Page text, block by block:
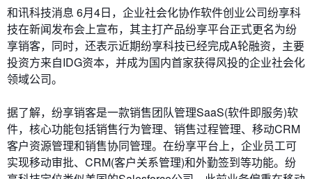
和讯科技消息 6月4日，企业社会化协作软件创业公司纷享科
技在新闻发布会上宣布，其主打产品纷享平台正式更名为纷
享销客，同时，还表示近期纷享科技已经完成A轮融资，主要
投资方来自IDG资本，并成为国内首家获得风投的企业社会化
领域公司。
据了解，纷享销客是一款销售团队管理SaaS(软件即服务)软
件，核心功能包括销售行为管理、销售过程管理、移动CRM
客户资源管理和销售协同管理。在纷享平台上，企业员工可
实现移动审批、CRM(客户关系管理)和外勤签到等功能。纷